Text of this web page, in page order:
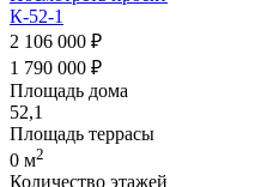
К-52-1
2 106 000 ₽
1 790 000 ₽
Площадь дома
52,1
Площадь террасы
0 м2
Количество этажей